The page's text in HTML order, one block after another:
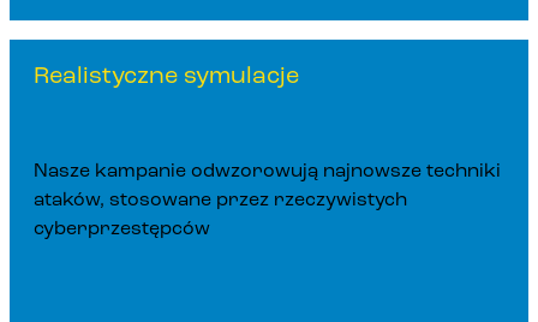
Realistyczne symulacje
Nasze kampanie odwzorowują najnowsze techniki
ataków, stosowane przez rzeczywistych
cyberprzestępców